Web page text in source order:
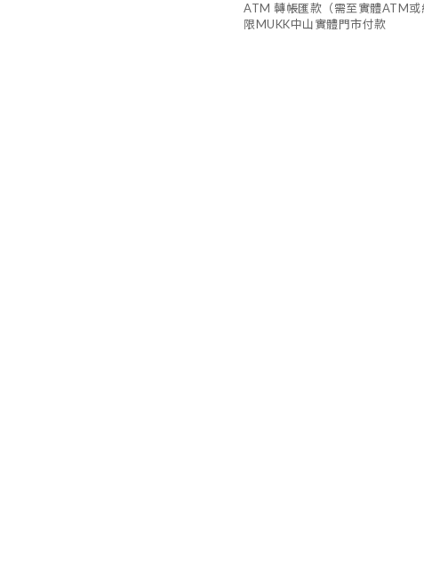
ATM 轉帳匯款（需至實體ATM
限MUKK中山實體門市付款